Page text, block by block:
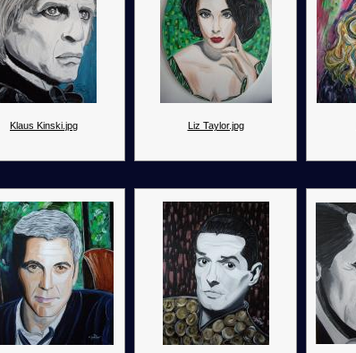
Klaus Kinski.jpg Liz Taylor.jpg